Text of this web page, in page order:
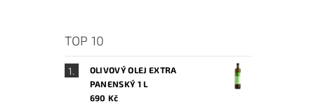
TOP 10
OLIVOVÝ OLEJ EXTRA
PANENSKÝ 1 L
690 Kč